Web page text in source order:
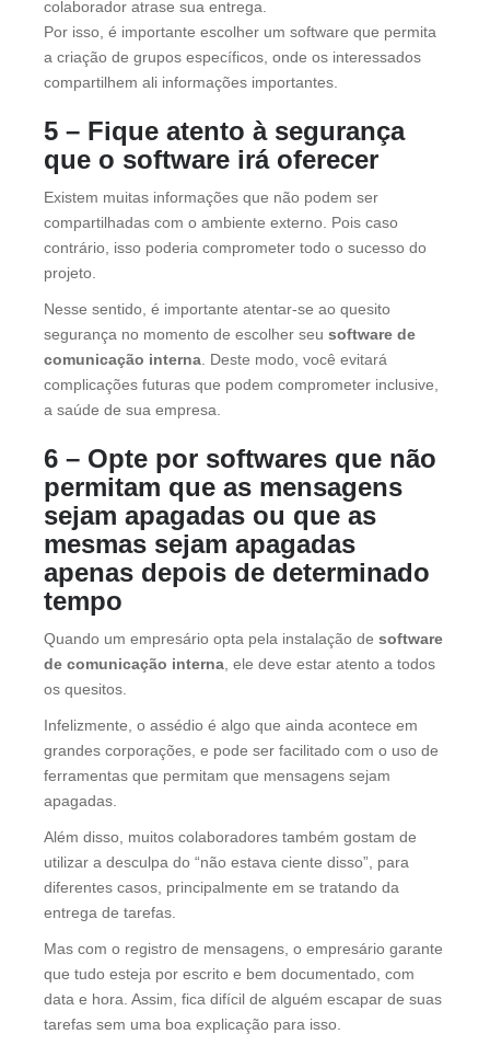
colaborador atrase sua entrega.
Por isso, é importante escolher um software que permita
a criação de grupos específicos, onde os interessados
compartilhem ali informações importantes.
5 – Fique atento à segurança
que o software irá oferecer
Existem muitas informações que não podem ser
compartilhadas com o ambiente externo. Pois caso
contrário, isso poderia comprometer todo o sucesso do
projeto.
Nesse sentido, é importante atentar-se ao quesito
segurança no momento de escolher seu software de
comunicação interna. Deste modo, você evitará
complicações futuras que podem comprometer inclusive,
a saúde de sua empresa.
6 – Opte por softwares que não
permitam que as mensagens
sejam apagadas ou que as
mesmas sejam apagadas
apenas depois de determinado
tempo
Quando um empresário opta pela instalação de software
de comunicação interna, ele deve estar atento a todos
os quesitos.
Infelizmente, o assédio é algo que ainda acontece em
grandes corporações, e pode ser facilitado com o uso de
ferramentas que permitam que mensagens sejam
apagadas.
Além disso, muitos colaboradores também gostam de
utilizar a desculpa do “não estava ciente disso”, para
diferentes casos, principalmente em se tratando da
entrega de tarefas.
Mas com o registro de mensagens, o empresário garante
que tudo esteja por escrito e bem documentado, com
data e hora. Assim, fica difícil de alguém escapar de suas
tarefas sem uma boa explicação para isso.